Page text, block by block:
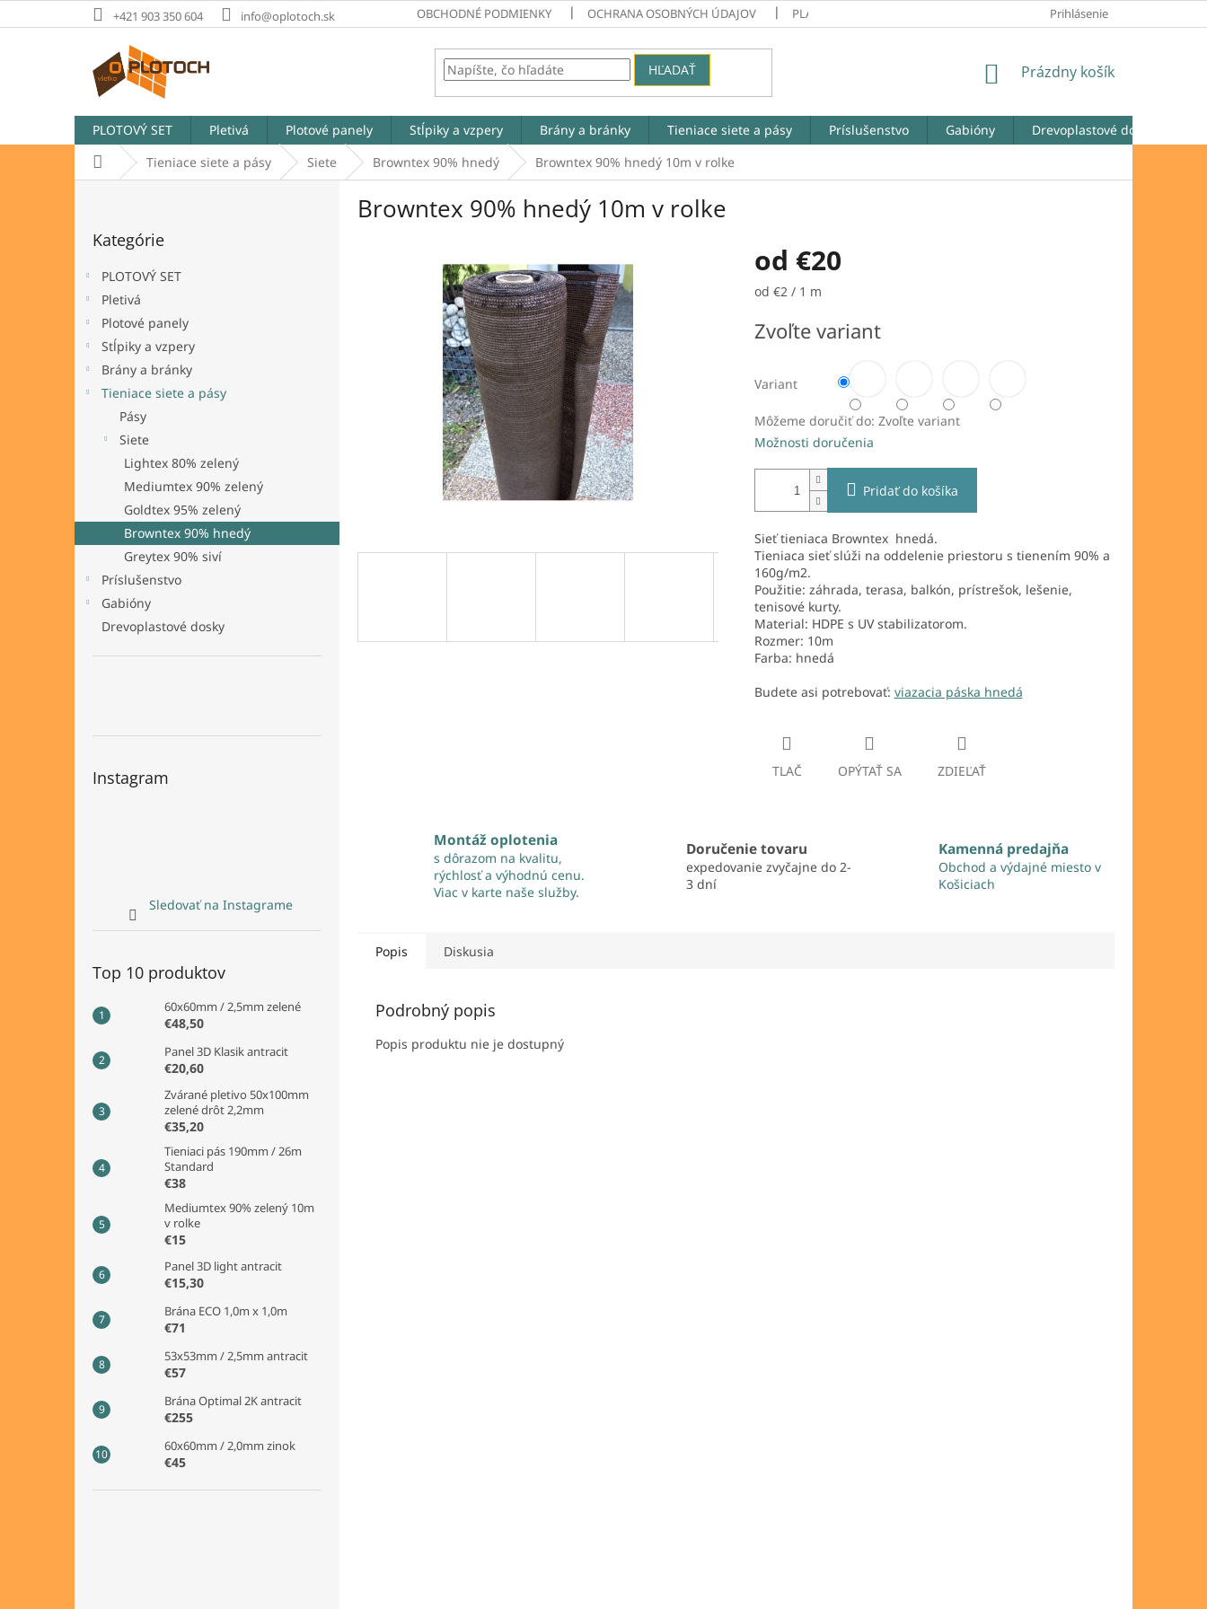
na
+421 903 350 604 info@oplotoch.sk OBCHODNÉ PODMIENKY OCHRANA OSOBNÝCH ÚDAJOV PLATOBNÉ PODMIENKY REKLAMAČNÉ PODMIENKY
Prihlásenie
HĽADAŤ
NÁKUPNÝ
Prázdny košík
PLOTOVÝ SET Pletivá Plotové panely Stĺpiky a vzpery Brány a bránky Tieniace siete a pásy Príslušenstvo Gabióny Drevoplastové dosky
DomovTieniace siete a pásy Siete Browntex 90% hnedý Browntex 90% hnedý 10m v rolke
kategórie
Kategórie
PLOTOVÝ SET
Pletivá
Plotové panely
Stĺpiky a vzpery
Brány a bránky
Tieniace siete a pásy
Pásy
Siete
Lightex 80% zelený
Mediumtex 90% zelený
Goldtex 95% zelený
Browntex 90% hnedý
Greytex 90% siví
Príslušenstvo
Gabióny
Drevoplastové dosky
Instagram
Sledovať na Instagrame
Top 10 produktov
60x60mm / 2,5mm zelené
€48,50
Panel 3D Klasik antracit
€20,60
Zvárané pletivo 50x100mm
zelené drôt 2,2mm
€35,20
Tieniaci pás 190mm / 26m
Standard
€38
Mediumtex 90% zelený 10m
v rolke
€15
Panel 3D light antracit
€15,30
Brána ECO 1,0m x 1,0m
€71
53x53mm / 2,5mm antracit
€57
Brána Optimal 2K antracit
€255
60x60mm / 2,0mm zinok
€45
Browntex 90% hnedý 10m v rolke
od €20
Jednotková
od €2 / 1 m
Zvoľte variant
Variant
Môžeme doručiť do: Zvoľte variant
Možnosti doručenia
Pridať do košíka
Sieť tieniaca Browntex hnedá.
Tieniaca sieť slúži na oddelenie priestoru s tienením 90% a
160g/m2.
Použitie: záhrada, terasa, balkón, prístrešok, lešenie,
tenisové kurty.
Material: HDPE s UV stabilizatorom.
Rozmer: 10m
Farba: hnedá
Budete asi potrebovať: viazacia páska hnedá
TLAČ OPÝTAŤ SA ZDIEĽAŤ
Montáž oplotenia
s dôrazom na kvalitu,
rýchlosť a výhodnú cenu.
Viac v karte naše služby.
Doručenie tovaru
expedovanie zvyčajne do 2-
3 dní
Kamenná predajňa
Obchod a výdajné miesto v
Košiciach
Popis Diskusia
Podrobný popis
Popis produktu nie je dostupný